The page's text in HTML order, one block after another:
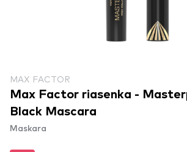
MAX FACTOR
Max Factor riasenka -
Black Mascara
Maskara